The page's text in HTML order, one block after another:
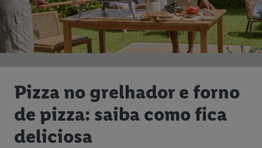
Pizza no grelhador e forno
de pizza: saiba como fica
deliciosa